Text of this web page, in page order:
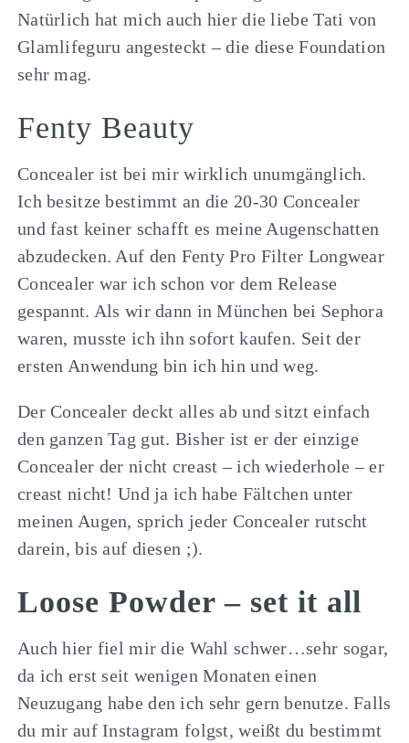
Natürlich hat mich auch hier die liebe Tati von
Glamlifeguru angesteckt – die diese Foundation
sehr mag.
Fenty Beauty
Concealer ist bei mir wirklich unumgänglich.
Ich besitze bestimmt an die 20-30 Concealer
und fast keiner schafft es meine Augenschatten
abzudecken. Auf den Fenty Pro Filter Longwear
Concealer war ich schon vor dem Release
gespannt. Als wir dann in München bei Sephora
waren, musste ich ihn sofort kaufen. Seit der
ersten Anwendung bin ich hin und weg.
Der Concealer deckt alles ab und sitzt einfach
den ganzen Tag gut. Bisher ist er der einzige
Concealer der nicht creast – ich wiederhole – er
creast nicht! Und ja ich habe Fältchen unter
meinen Augen, sprich jeder Concealer rutscht
darein, bis auf diesen ;).
Loose Powder – set it all
Auch hier fiel mir die Wahl schwer…sehr sogar,
da ich erst seit wenigen Monaten einen
Neuzugang habe den ich sehr gern benutze. Falls
du mir auf Instagram folgst, weißt du bestimmt